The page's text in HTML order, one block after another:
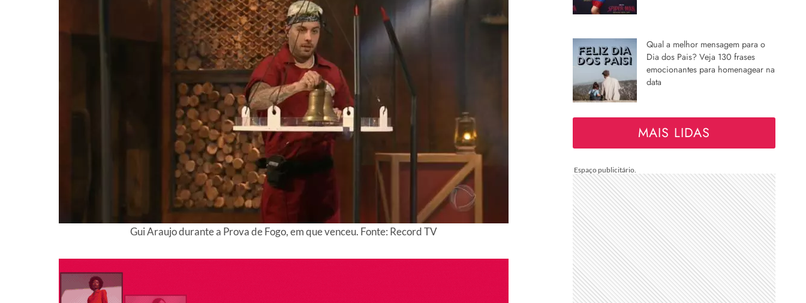
Gui Araujo durante a Prova de Fogo, em que venceu. Fonte: Record TV
Qual a melhor mensagem para o
Dia dos Pais? Veja 130 frases
emocionantes para homenagear na
data
MAIS LIDAS